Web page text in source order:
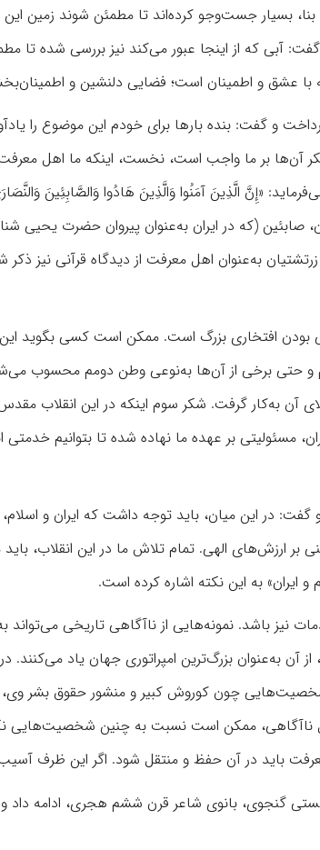
بسیار جست‌وجو کرده‌اند تا مطمئن شوند زمین
آبی که از اینجا عبور می‌کند نیز بررسی شده تا
با عشق و اطمینان است؛ فضایی دلنشین و
و گفت: بنده بارها برای خودم این موضوع را
آن‌ها بر ما واجب است، نخست، اینکه ما اهل
«إِنَّ الَّذِینَ آمَنُوا وَالَّذِینَ هَادُوا وَالصَّابِئِینَ
صابئین (که در ایران به‌عنوان پیروان حضرت یحیی
به‌عنوان اهل معرفت از دیدگاه قرآنی نیز ذکر
بودن افتخاری بزرگ است. ممکن است کسی بگوید
و حتی برخی از آن‌ها به‌نوعی وطن دومم محسوب
آن به‌کار گرفت. شکر سوم اینکه در این انقلاب
مسئولیتی بر عهده ما نهاده شده تا بتوانیم
گفت: در این میان، باید توجه داشت که ایران و
ارزش‌های الهی. تمام تلاش ما در این انقلاب، باید
ایران» به این نکته اشاره کرده است.
باشد. نمونه‌هایی از ناآگاهی تاریخی می‌تواند
به‌عنوان بزرگ‌ترین امپراتوری جهان یاد می‌کنند.
چون کوروش کبیر و منشور حقوق بشر وی،
ناآگاهی، ممکن است نسبت به چنین شخصیت‌هایی
باید در آن حفظ و منتقل شود. اگر این ظرف آسیب
گنجوی، بانوی شاعر قرن ششم هجری، ادامه